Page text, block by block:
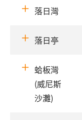
落日灣
落日亭
蛤板灣
(威尼斯
沙灘)